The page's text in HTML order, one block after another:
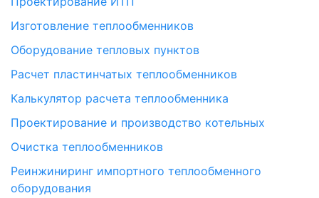
Изготовление теплообменников
Оборудование тепловых пунктов
Расчет пластинчатых теплообменников
Калькулятор расчета теплообменника
Проектирование и производство котельных
Очистка теплообменников
Реинжиниринг импортного теплообменного
оборудования